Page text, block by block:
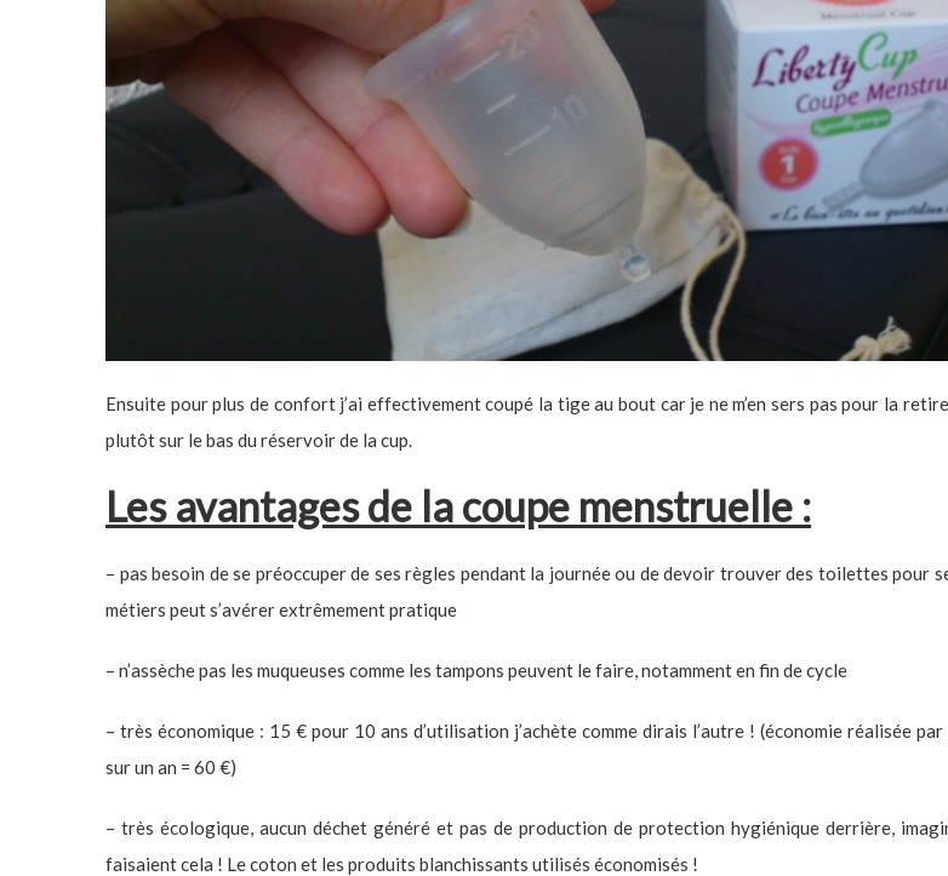
Ensuite pour plus de confort j’ai effectivement coupé la tige au bout car je ne m’en sers pas pour la
plutôt sur le bas du réservoir de la cup.
Les avantages de la coupe menstruelle :
– pas besoin de se préoccuper de ses règles pendant la journée ou de devoir trouver des toilettes pour
métiers peut s’avérer extrêmement pratique
– n’assèche pas les muqueuses comme les tampons peuvent le faire, notamment en fin de cycle
– très économique : 15 € pour 10 ans d’utilisation j’achète comme dirais l’autre ! (économie réalisée
sur un an = 60 €)
– très écologique, aucun déchet généré et pas de production de protection hygiénique derrière,
faisaient cela ! Le coton et les produits blanchissants utilisés économisés !